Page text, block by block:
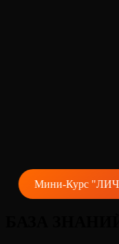
Мини-Курс